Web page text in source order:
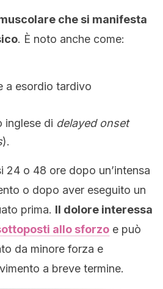
che si manifesta
. È noto anche come:
a esordio tardivo
inglese di delayed onset
).
24 o 48 ore dopo un’intensa
o dopo aver eseguito un
prima. Il dolore interessa
allo sforzo e può
da minore forza e
a breve termine.